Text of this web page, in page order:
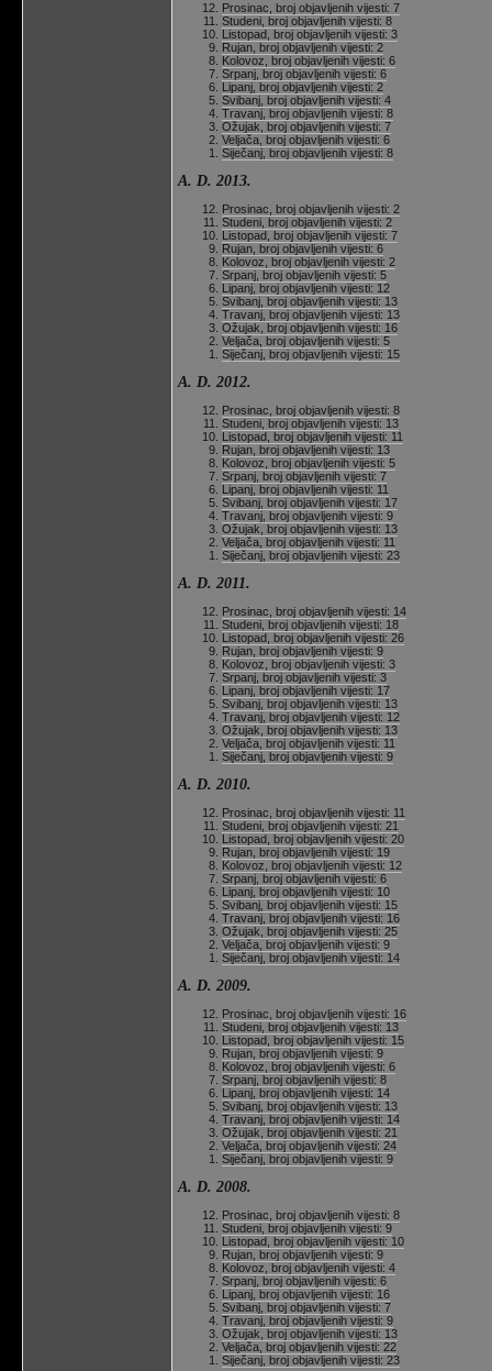
Prosinac, broj objavljenih vijesti: 7
Studeni, broj objavljenih vijesti: 8
Listopad, broj objavljenih vijesti: 3
Rujan, broj objavljenih vijesti: 2
Kolovoz, broj objavljenih vijesti: 6
Srpanj, broj objavljenih vijesti: 6
Lipanj, broj objavljenih vijesti: 2
Svibanj, broj objavljenih vijesti: 4
Travanj, broj objavljenih vijesti: 8
Ožujak, broj objavljenih vijesti: 7
Veljača, broj objavljenih vijesti: 6
Siječanj, broj objavljenih vijesti: 8
A. D. 2013.
Prosinac, broj objavljenih vijesti: 2
Studeni, broj objavljenih vijesti: 2
Listopad, broj objavljenih vijesti: 7
Rujan, broj objavljenih vijesti: 6
Kolovoz, broj objavljenih vijesti: 2
Srpanj, broj objavljenih vijesti: 5
Lipanj, broj objavljenih vijesti: 12
Svibanj, broj objavljenih vijesti: 13
Travanj, broj objavljenih vijesti: 13
Ožujak, broj objavljenih vijesti: 16
Veljača, broj objavljenih vijesti: 5
Siječanj, broj objavljenih vijesti: 15
A. D. 2012.
Prosinac, broj objavljenih vijesti: 8
Studeni, broj objavljenih vijesti: 13
Listopad, broj objavljenih vijesti: 11
Rujan, broj objavljenih vijesti: 13
Kolovoz, broj objavljenih vijesti: 5
Srpanj, broj objavljenih vijesti: 7
Lipanj, broj objavljenih vijesti: 11
Svibanj, broj objavljenih vijesti: 17
Travanj, broj objavljenih vijesti: 9
Ožujak, broj objavljenih vijesti: 13
Veljača, broj objavljenih vijesti: 11
Siječanj, broj objavljenih vijesti: 23
A. D. 2011.
Prosinac, broj objavljenih vijesti: 14
Studeni, broj objavljenih vijesti: 18
Listopad, broj objavljenih vijesti: 26
Rujan, broj objavljenih vijesti: 9
Kolovoz, broj objavljenih vijesti: 3
Srpanj, broj objavljenih vijesti: 3
Lipanj, broj objavljenih vijesti: 17
Svibanj, broj objavljenih vijesti: 13
Travanj, broj objavljenih vijesti: 12
Ožujak, broj objavljenih vijesti: 13
Veljača, broj objavljenih vijesti: 11
Siječanj, broj objavljenih vijesti: 9
A. D. 2010.
Prosinac, broj objavljenih vijesti: 11
Studeni, broj objavljenih vijesti: 21
Listopad, broj objavljenih vijesti: 20
Rujan, broj objavljenih vijesti: 19
Kolovoz, broj objavljenih vijesti: 12
Srpanj, broj objavljenih vijesti: 6
Lipanj, broj objavljenih vijesti: 10
Svibanj, broj objavljenih vijesti: 15
Travanj, broj objavljenih vijesti: 16
Ožujak, broj objavljenih vijesti: 25
Veljača, broj objavljenih vijesti: 9
Siječanj, broj objavljenih vijesti: 14
A. D. 2009.
Prosinac, broj objavljenih vijesti: 16
Studeni, broj objavljenih vijesti: 13
Listopad, broj objavljenih vijesti: 15
Rujan, broj objavljenih vijesti: 9
Kolovoz, broj objavljenih vijesti: 6
Srpanj, broj objavljenih vijesti: 8
Lipanj, broj objavljenih vijesti: 14
Svibanj, broj objavljenih vijesti: 13
Travanj, broj objavljenih vijesti: 14
Ožujak, broj objavljenih vijesti: 21
Veljača, broj objavljenih vijesti: 24
Siječanj, broj objavljenih vijesti: 9
A. D. 2008.
Prosinac, broj objavljenih vijesti: 8
Studeni, broj objavljenih vijesti: 9
Listopad, broj objavljenih vijesti: 10
Rujan, broj objavljenih vijesti: 9
Kolovoz, broj objavljenih vijesti: 4
Srpanj, broj objavljenih vijesti: 6
Lipanj, broj objavljenih vijesti: 16
Svibanj, broj objavljenih vijesti: 7
Travanj, broj objavljenih vijesti: 9
Ožujak, broj objavljenih vijesti: 13
Veljača, broj objavljenih vijesti: 22
Siječanj, broj objavljenih vijesti: 23